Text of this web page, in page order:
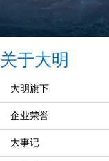
关于大明
大明旗下
企业荣誉
大事记